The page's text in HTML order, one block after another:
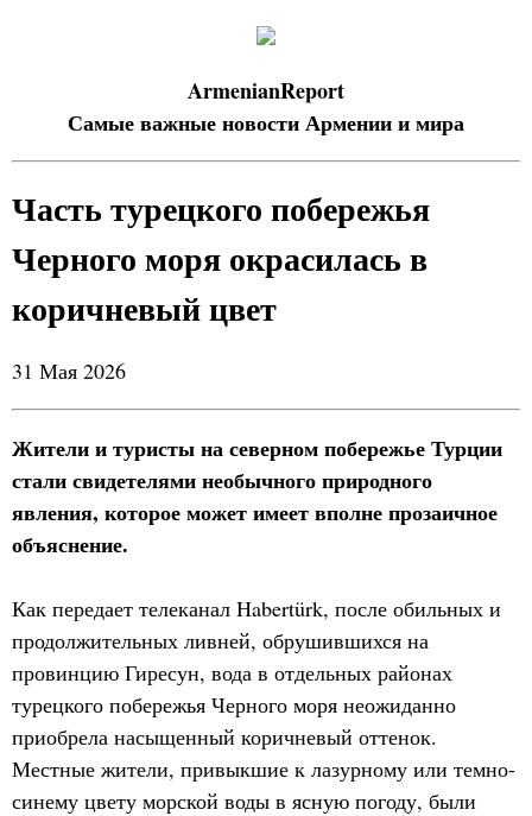
ArmenianReport
Самые важные новости Армении и мира
Часть турецкого побережья
Черного моря окрасилась в
коричневый цвет
31 Мая 2026
Жители и туристы на северном побережье Турции
стали свидетелями необычного природного
явления, которое может имеет вполне прозаичное
объяснение.
Как передает телеканал Habertürk, после обильных и
продолжительных ливней, обрушившихся на
провинцию Гиресун, вода в отдельных районах
турецкого побережья Черного моря неожиданно
приобрела насыщенный коричневый оттенок.
Местные жители, привыкшие к лазурному или темно-
синему цвету морской воды в ясную погоду, были